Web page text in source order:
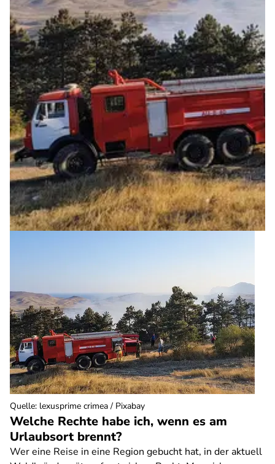
Welche Rechte habe ich, wenn es am
Urlaubsort brennt?
Wer eine Reise in eine Region gebucht hat, in der aktuell
Quelle: lexusprime crimea / Pixabay